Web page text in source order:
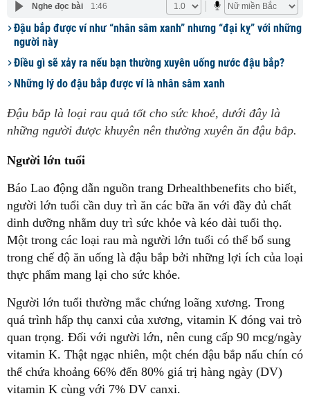
Nghe đọc bài 1:46
Đậu bắp được ví như “nhân sâm xanh” nhưng “đại kỵ” với những
người này
Điều gì sẽ xảy ra nếu bạn thường xuyên uống nước đậu bắp?
Những lý do đậu bắp được ví là nhân sâm xanh
Đậu bắp là loại rau quả tốt cho sức khoẻ, dưới đây là
những người được khuyên nên thường xuyên ăn đậu bắp.
Người lớn tuổi
Báo Lao động dẫn nguồn trang Drhealthbenefits cho biết,
người lớn tuổi cần duy trì ăn các bữa ăn với đầy đủ chất
dinh dưỡng nhằm duy trì sức khỏe và kéo dài tuổi thọ.
Một trong các loại rau mà người lớn tuổi có thể bổ sung
trong chế độ ăn uống là đậu bắp bởi những lợi ích của loại
thực phẩm mang lại cho sức khỏe.
Người lớn tuổi thường mắc chứng loãng xương. Trong
quá trình hấp thụ canxi của xương, vitamin K đóng vai trò
quan trọng. Đối với người lớn, nên cung cấp 90 mcg/ngày
vitamin K. Thật ngạc nhiên, một chén đậu bắp nấu chín có
thể chứa khoảng 66% đến 80% giá trị hàng ngày (DV)
vitamin K cùng với 7% DV canxi.